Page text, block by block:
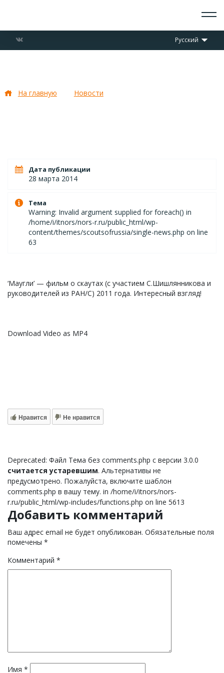
Русский
О СКАУТАХ
ОТРЯДЫ
ДОКУМЕНТЫ
На главную Новости
Дата публикации
28 марта 2014
Тема
Warning: Invalid argument supplied for foreach() in
/home/i/itnors/nors-r.ru/public_html/wp-
content/themes/scoutsofrussia/single-news.php on line
63
‘Маугли’ — фильм о скаутах (с участием С.Шишлянникова и
руководителей из РАН/С) 2011 года. Интересный взгляд!
Download Video as MP4
Нравится Не нравится
Deprecated: Файл Тема без comments.php с версии 3.0.0
считается устаревшим. Альтернативы не
предусмотрено. Пожалуйста, включите шаблон
comments.php в вашу тему. in /home/i/itnors/nors-
r.ru/public_html/wp-includes/functions.php on line 5613
Добавить комментарий
Ваш адрес email не будет опубликован. Обязательные поля
помечены *
Комментарий *
Имя *